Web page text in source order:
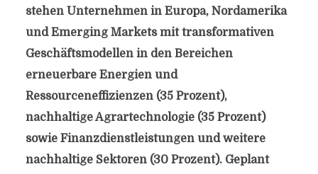
stehen Unternehmen in Europa, Nordamerika
und Emerging Markets mit transformativen
Geschäftsmodellen in den Bereichen
erneuerbare Energien und
Ressourceneffizienzen (35 Prozent),
nachhaltige Agrartechnologie (35 Prozent)
sowie Finanzdienstleistungen und weitere
nachhaltige Sektoren (30 Prozent).Geplant